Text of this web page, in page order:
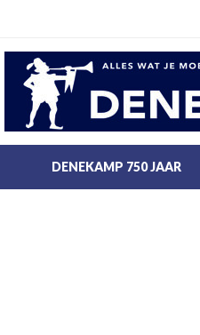
DENEKAMP 750 JAAR